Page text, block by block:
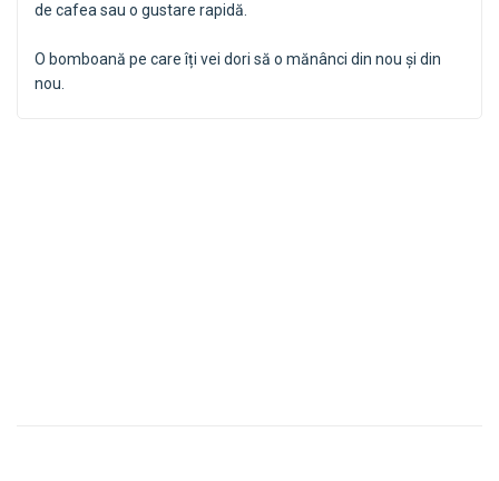
de cafea sau o gustare rapidă.
O bomboană pe care îți vei dori să o mănânci din nou și din
nou.